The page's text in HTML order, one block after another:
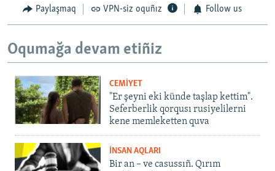
Paylaşmaq VPN-siz oquñız Follow us
Oqumağa devam etiñiz
CEMİYET
"Er şeyni eki künde taşlap kettim".
Seferberlik qorqusı rusiyelilerni
kene memleketten quva
İNSAN AQLARI
Bir an – ve casussıñ. Qırım